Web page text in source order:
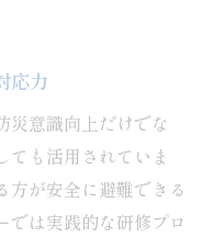
応力
災意識向上だけでな
ても活用されていま
方が安全に避難できる
では実践的な研修プロ